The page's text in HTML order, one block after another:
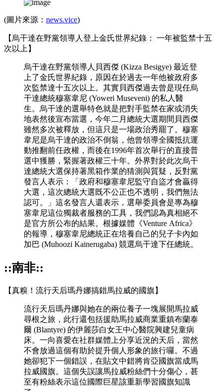
(圖片來源： news.vice)
【烏干達在野黨領導人登上金氏世界紀錄： 一年被監禁十五
次以上】
烏干達在野黨領導人貝西傑 (Kizza Besigye) 最近登
上了金氏世界紀錄，原因在於過去一年他被政府多
次監禁達十五次以上。其實貝西傑過去曾是現任烏
干達總統穆塞韋尼 (Yoweri Museveni) 的私人醫
生。烏干達的選舉特色就是把對手監禁在家或消失
地表然後宣布當選，今年二月總統大選期間貝西傑
雖然多次被釋放，但這只是一場政治秀罷了。穆塞
韋尼是烏干達的政治不倒翁，他曾領導全國抵抗運
動推翻前任政權，而後在1996年首次舉行的直接普
選中獲勝，緊握著政權三十年。外界對於此次烏干
達總統大選保持著黑箱作業的猜測與質疑，反對黨
發言人表示：「政府和穆塞韋尼監守自盜才會贏得
大選，這次總統大選既不公正也不透明，我們無法
認可。」這名發言人還表示，選舉委員會是專為穆
塞韋尼這位獨裁者服務的工具，我們認為真相絕不
是官方所公布的結果。根據媒體《Venture Africa》
的報導，穆塞韋尼總統正在培養自己的兒子卡內如
加巴 (Muhoozi Kainerugaba) 競選烏干達下任總統。
::南非::
【真糗！流行天后瑪丹娜搞錯馬拉威的國旗】
流行天后瑪丹娜與她在的兩位養子一塊展開馬拉威
尋根之旅，此行還包括援助馬拉威商業重鎮布蘭泰
爾 (Blantyre) 的伊麗莎白女王中心醫院興建兒童病
床。一向喜愛在社群媒體上分享近況的天后，當然
不會放過這個有助於提升個人形象的旅行囉。不過
她卻犯下一個錯誤，在貼文中錯將肯亞國旗當成馬
拉威國旗。這個失誤讓馬拉威粉絲們十分傷心，甚
至有粉絲表示這位國際巨星該重新學習國旗知識